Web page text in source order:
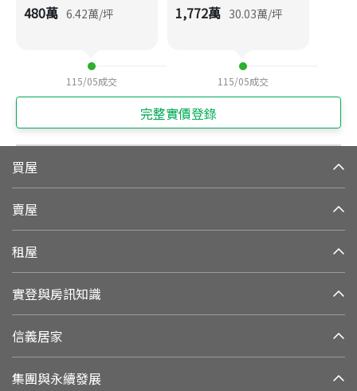
480萬 6.42萬/坪
115/05成交
1,772萬 30.03萬/坪
115/05成交
完整實價登錄
買屋
賣屋
租屋
實登與房訊知識
信義居家
集團與永續發展